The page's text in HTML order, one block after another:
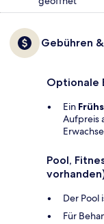
Gebühren
Optionale
Ein
Aufpreis
Pool,
Der Pool
Für